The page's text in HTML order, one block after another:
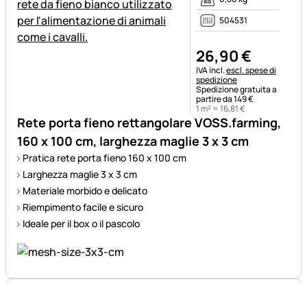
Rete porta fieno rettangolare VOSS.farming,
160 x 100 cm, larghezza maglie 3 x 3 cm
Pratica rete porta fieno 160 x 100 cm
Larghezza maglie 3 x 3 cm
Materiale morbido e delicato
Riempimento facile e sicuro
Ideale per il box o il pascolo
504531
26,90€
Informazioni fiscali:
IVA incl.escl. spese di
spedizione
Spedizione gratuita a
partire da 149 €
1 m² =16,81€